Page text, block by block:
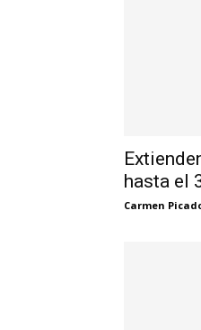
hasta el
Carmen